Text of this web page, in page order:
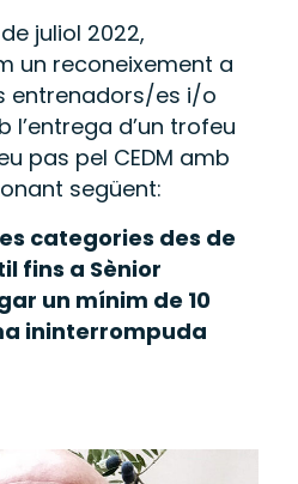
juliol 2022,
un reconeixement a
entrenadors/es i/o
d’un trofeu
pas pel CEDM amb
següent:
categories des de
fins a Sènior
un mínim de 10
ininterrompuda